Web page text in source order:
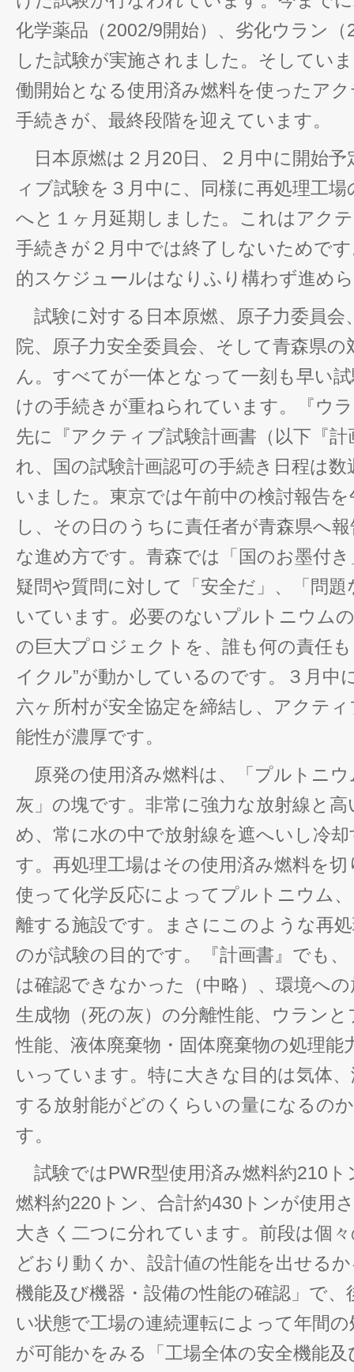
化学薬品（2002/9開始）、劣化ウラン
した試験が実施されました。そしてい
働開始となる使用済み燃料を使ったア
手続きが、最終段階を迎えています。
日本原燃は２月20日、２月中に開始
ィブ試験を３月中に、同様に再処理工
へと１ヶ月延期しました。これはアク
手続きが２月中では終了しないためで
的スケジュールはなりふり構わず進め
試験に対する日本原燃、原子力委員会
院、原子力安全委員会、そして青森県
ん。すべてが一体となって一刻も早い
けの手続きが重ねられています。『ウ
先に『アクティブ試験計画書（以下『
れ、国の試験計画認可の手続き日程は
いました。東京では午前中の検討報告
し、その日のうちに責任者が青森県へ
な進め方です。青森では「国のお墨付
疑問や質問に対して「安全だ」、「問
いています。必要のないプルトニウム
の巨大プロジェクトを、誰も何の責任
イクル”が動かしているのです。３月中
六ヶ所村が安全協定を締結し、アクテ
能性が濃厚です。
原発の使用済み燃料は、「プルトニ
灰」の塊です。非常に強力な放射線と
め、常に水の中で放射線を遮へいし冷
す。再処理工場はその使用済み燃料を
使って化学反応によってプルトニウム
離する施設です。まさにこのような再
のが試験の目的です。『計画書』でも
は確認できなかった（中略）、環境へ
生成物（死の灰）の分離性能、ウラン
性能、液体廃棄物・固体廃棄物の処理能
いっています。特に大きな目的は気体
する放射能がどのくらいの量になるの
す。
試験ではPWR型使用済み燃料約210ト
燃料約220トン、合計約430トンが使用
大きく二つに分れています。前段は個
どおり動くか、設計値の性能を出せる
機能及び機器・設備の性能の確認」で
い状態で工場の連続運転によって年間
が可能かをみる「工場全体の安全機能